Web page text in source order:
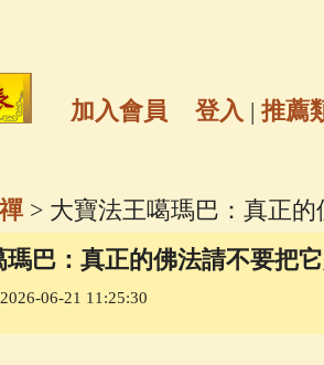
事 (142) 放生護生 (133)
來心秘密全身舍利寶篋印
禪(70) 釋迦牟尼佛傳
加入會員 登入 | 推薦
> 大寶法王噶瑪巴：真正
瑪巴：真正的佛法請不要把
06-21 11:25:30